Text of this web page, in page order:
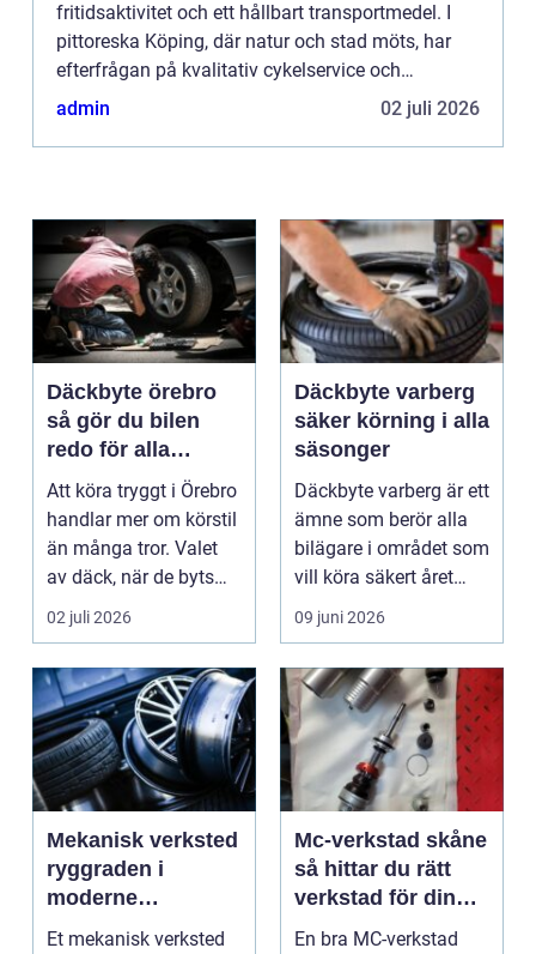
fritidsaktivitet och ett hållbart transportmedel. I
pittoreska Köping, där natur och stad möts, har
efterfrågan på kvalitativ cykelservice och
reparationsmöjligheter aldr...
admin 02 juli 2026
Däckbyte örebro
så gör du bilen
redo för alla
årstider
Att köra tryggt i Örebro
handlar mer om körstil
än många tror. Valet
av däck, när de byts
och hur de...
02 juli 2026
Däckbyte varberg
säker körning i alla
säsonger
Däckbyte varberg är ett
ämne som berör alla
bilägare i området som
vill köra säkert året
om. När väd...
09 juni 2026
Mekanisk verksted
ryggraden i
moderne
maskinpark
Et mekanisk verksted
Mc-verkstad skåne
så hittar du rätt
verkstad för din
motorcykel
En bra MC-verkstad